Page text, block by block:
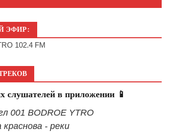
ЭФИР:
102.4 FM
слушателей в приложении 📱
001 BODROE YTRO
краснова - реки